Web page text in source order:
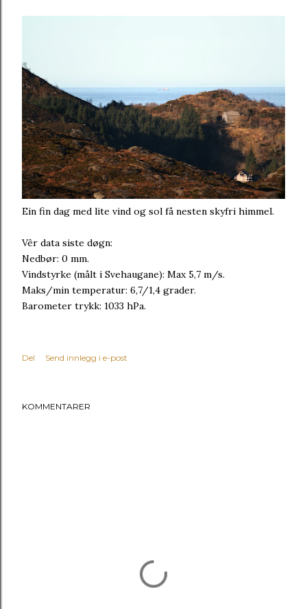
Ein fin dag med lite vind og sol få nesten skyfri himmel.
Vêr data siste døgn:
Nedbør: 0 mm.
Vindstyrke (målt i Svehaugane): Max 5,7 m/s.
Maks/min temperatur: 6,7/1,4 grader.
Barometer trykk: 1033 hPa.
Del Send innlegg i e-post
KOMMENTARER